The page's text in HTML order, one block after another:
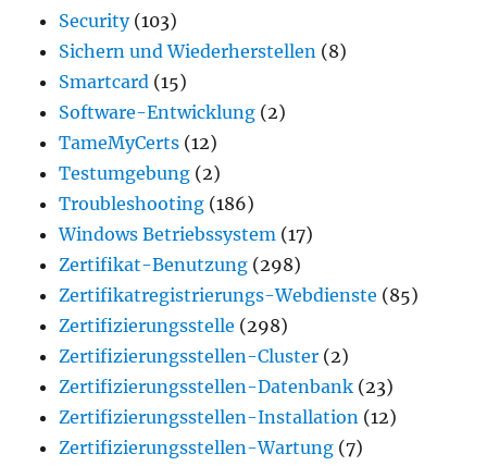
Security(103)
Sichern und Wiederherstellen (8)
Smartcard (15)
Software-Entwicklung (2)
TameMyCerts (12)
Testumgebung (2)
Troubleshooting (186)
Windows Betriebssystem (17)
Zertifikat-Benutzung (298)
Zertifikatregistrierungs-Webdienste (85)
Zertifizierungsstelle (298)
Zertifizierungsstellen-Cluster (2)
Zertifizierungsstellen-Datenbank (23)
Zertifizierungsstellen-Installation (12)
Zertifizierungsstellen-Wartung (7)